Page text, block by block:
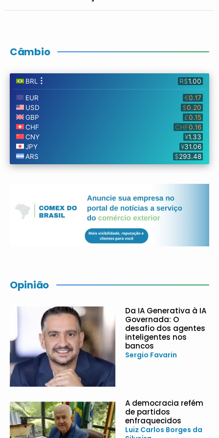
Câmbio
Opinião
Da IA Generativa à IA
Governada: O
desafio dos agentes
inteligentes nos
bancos
Sergio Favarin
A democracia refém
de partidos
enfraquecidos
Luiz Carlos Borges da